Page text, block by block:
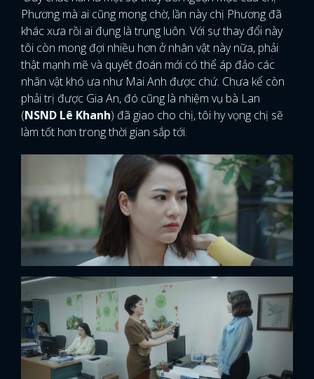
Phương mà ai cũng mong chờ, lần này chị Phương đã
khác xưa rồi ai đụng là trụng luôn. Với sự thay đổi này
tôi còn mong đợi nhiều hơn ở nhân vật này nữa, phải
thật mạnh mẽ và quyết đoán mới có thể áp đảo các
nhân vật khó ưa như Mai Anh được chứ. Chưa kể còn
phải trị được Gia An, đó cũng là nhiệm vụ bà Lan
(NSND Lê Khanh) đã giao cho chị, tôi hy vọng chị sẽ
làm tốt hơn trong thời gian sắp tới.